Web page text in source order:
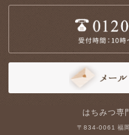
はちみつ専
〒834-0061 福